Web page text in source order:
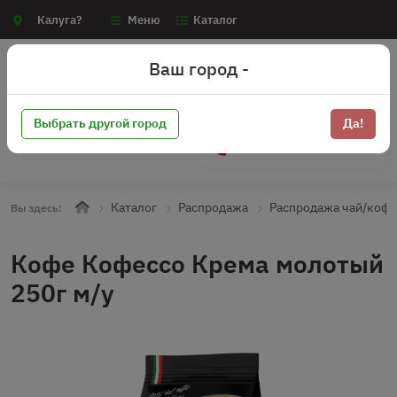
Калуга? Меню Каталог
Вы здесь: Каталог Распродажа Распродажа чай/кофе
Кофе Кофессо Крема молотый
250г м/у
Ваш город -
Выбрать другой город Да!